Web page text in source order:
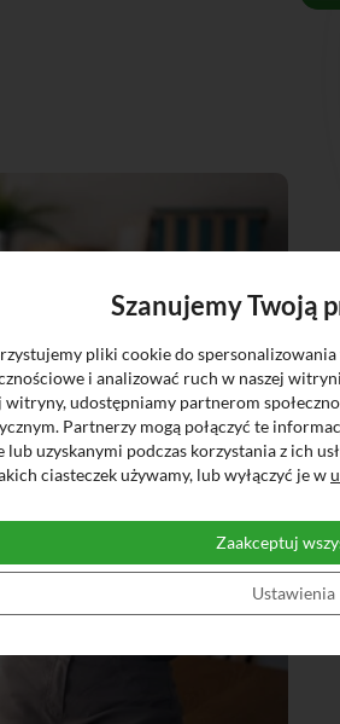
Szanujemy Twoją
pliki cookie do
i analizować ruch w naszej
witryny, udostępniamy partnerom
Partnerzy mogą połączyć te
lub uzyskanymi podczas korzystania z ich
ciasteczek używamy, lub wyłączyć je w
Zaakceptuj
Ustawienia